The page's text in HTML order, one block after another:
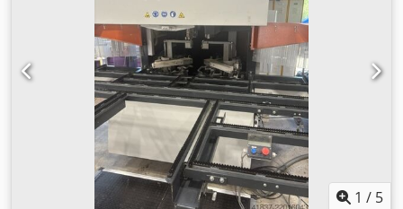
1 / 5